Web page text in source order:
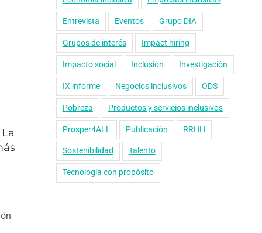
Entrevista Eventos Grupo DIA
Grupos de interés Impact hiring
Impacto social Inclusión Investigación
IX informe Negocios inclusivos ODS
Pobreza Productos y servicios inclusivos
Prosper4ALL Publicación RRHH
Sostenibilidad Talento
Tecnología con propósito